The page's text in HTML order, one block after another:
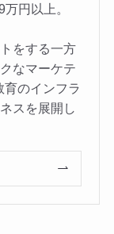
円以上。
をする一方
なマーケテ
育のインフラ
スを展開し